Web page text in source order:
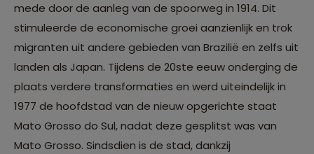
mede door de aanleg van de spoorweg in 1914. Dit
stimuleerde de economische groei aanzienlijk en trok
migranten uit andere gebieden van Brazilië en zelfs uit
landen als Japan. Tijdens de 20ste eeuw onderging de
plaats verdere transformaties en werd uiteindelijk in
1977 de hoofdstad van de nieuw opgerichte staat
Mato Grosso do Sul, nadat deze gesplitst was van
Mato Grosso. Sindsdien is de stad, dankzij